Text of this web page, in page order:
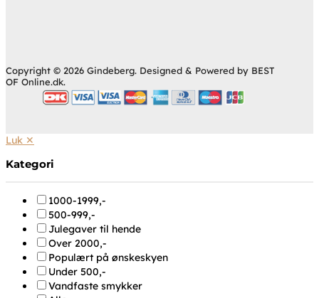
Copyright © 2026 Gindeberg. Designed & Powered by BEST
OF Online.dk.
Luk ✕
Kategori
1000-1999,-
500-999,-
Julegaver til hende
Over 2000,-
Populært på ønskeskyen
Under 500,-
Vandfaste smykker